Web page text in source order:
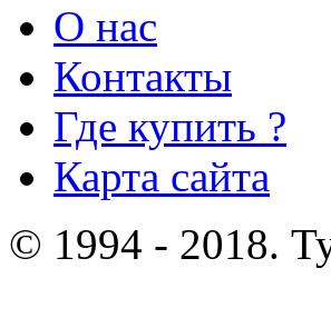
О нас
Контакты
Где купить ?
Карта сайта
© 1994 - 2018.